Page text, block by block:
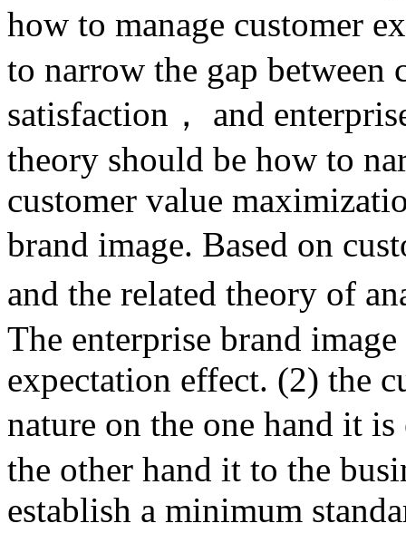
how to manage customer
to narrow the gap between
satisfaction， and
theory should be how to
customer value
brand image. Based on
and the related theory of
The enterprise brand
expectation effect. (2) the
nature on the one hand it
the other hand it to the
establish a minimum